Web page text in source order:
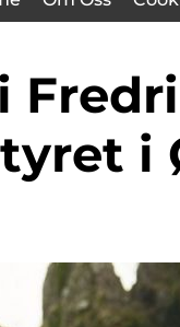
i